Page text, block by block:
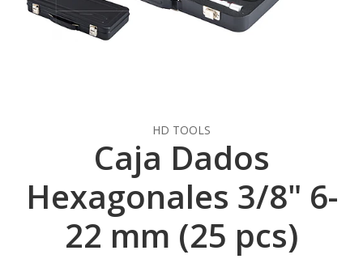
HD TOOLS
Caja Dados
Hexagonales 3/8" 6-
22 mm (25 pcs)